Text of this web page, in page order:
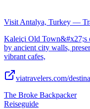
Visit Antalya, Turkey —
Kaleiçi Old Town&#x27;s
by ancient city walls,
vibrant cafes,
viatravelers.com/
The Broke Backpacker
Reiseguide